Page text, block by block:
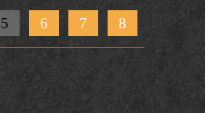
5 6 7 8